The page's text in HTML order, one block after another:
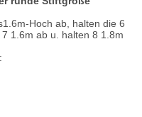
Hoch ab, halten die 6
1.6m ab u. halten 8 1.8m